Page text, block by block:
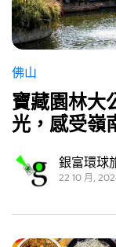
佛山
寶藏園林大
光，感受嶺
銀富環球
22 10 月,